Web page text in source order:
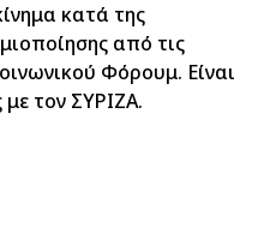
κατά της
από τις
Φόρουμ. Είναι
με τον ΣΥΡΙΖΑ.